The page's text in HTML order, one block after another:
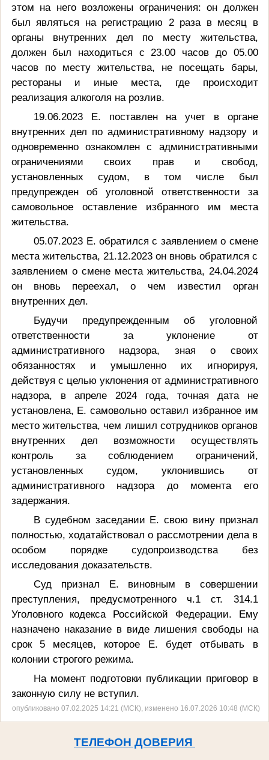
этом на него возложены ограничения: он должен
был являться на регистрацию 2 раза в месяц в
органы внутренних дел по месту жительства,
должен был находиться с 23.00 часов до 05.00
часов по месту жительства, не посещать бары,
рестораны и иные места, где происходит
реализация алкоголя на розлив.
19.06.2023 Е. поставлен на учет в органе
внутренних дел по административному надзору и
одновременно ознакомлен с административными
ограничениями своих прав и свобод,
установленных судом, в том числе был
предупрежден об уголовной ответственности за
самовольное оставление избранного им места
жительства.
05.07.2023 Е. обратился с заявлением о смене
места жительства, 21.12.2023 он вновь обратился с
заявлением о смене места жительства, 24.04.2024
он вновь переехал, о чем известил орган
внутренних дел.
Будучи предупрежденным об уголовной
ответственности за уклонение от
административного надзора, зная о своих
обязанностях и умышленно их игнорируя,
действуя с целью уклонения от административного
надзора, в апреле 2024 года, точная дата не
установлена, Е. самовольно оставил избранное им
место жительства, чем лишил сотрудников органов
внутренних дел возможности осуществлять
контроль за соблюдением ограничений,
установленных судом, уклонившись от
административного надзора до момента его
задержания.
В судебном заседании Е. свою вину признал
полностью, ходатайствовал о рассмотрении дела в
особом порядке судопроизводства без
исследования доказательств.
Суд признал Е. виновным в совершении
преступления, предусмотренного ч.1 ст. 314.1
Уголовного кодекса Российской Федерации. Ему
назначено наказание в виде лишения свободы на
срок 5 месяцев, которое Е. будет отбывать в
колонии строгого режима.
На момент подготовки публикации приговор в
законную силу не вступил.
опубликовано 07.02.2025 14:21 (МСК), изменено 16.07.2026 10:48 (МСК)
ТЕЛЕФОН ДОВЕРИЯ